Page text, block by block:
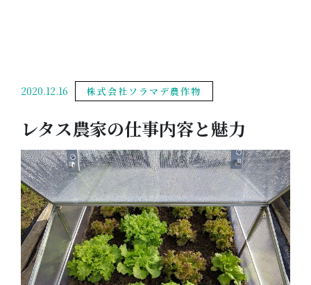
2020.12.16 株式会社ソラマデ農作物
レタス農家の仕事内容と魅力